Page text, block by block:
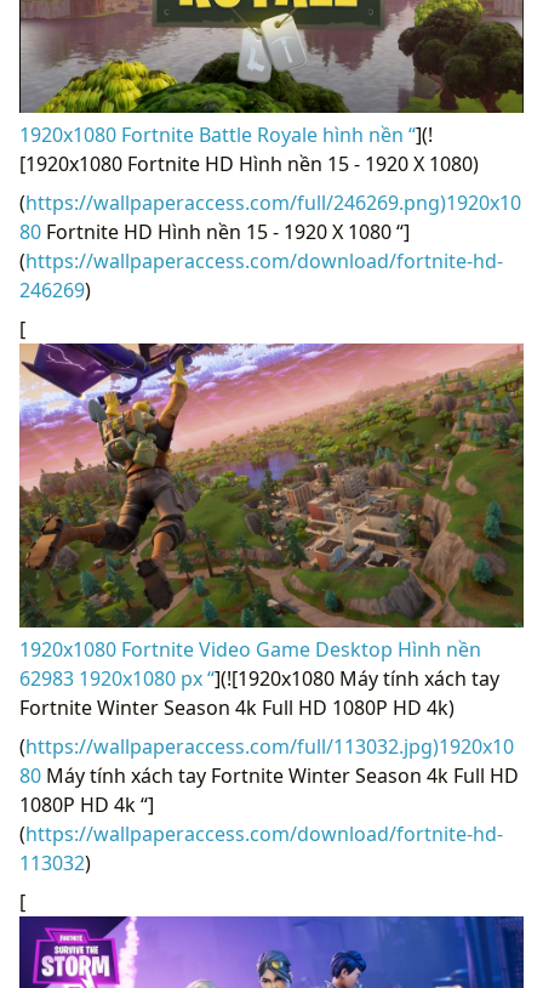
1920x1080 Fortnite Battle Royale hình nền “](!
[1920x1080 Fortnite HD Hình nền 15 - 1920 X 1080)
(https://wallpaperaccess.com/full/246269.png)1920x10
80 Fortnite HD Hình nền 15 - 1920 X 1080 “]
(https://wallpaperaccess.com/download/fortnite-hd-
246269)
[
1920x1080 Fortnite Video Game Desktop Hình nền
62983 1920x1080 px “](![1920x1080 Máy tính xách tay
Fortnite Winter Season 4k Full HD 1080P HD 4k)
(https://wallpaperaccess.com/full/113032.jpg)1920x10
80 Máy tính xách tay Fortnite Winter Season 4k Full HD
1080P HD 4k “]
(https://wallpaperaccess.com/download/fortnite-hd-
113032)
[